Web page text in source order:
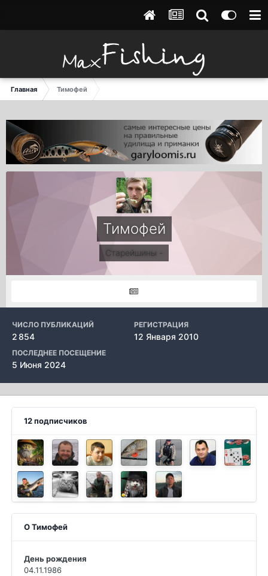
Главная Тимофей
Тимофей
Старейшины -
ЧИСЛО ПУБЛИКАЦИЙ
2 854
РЕГИСТРАЦИЯ
12 Января 2010
ПОСЛЕДНЕЕ ПОСЕЩЕНИЕ
5 Июня 2024
12 подписчиков
О Тимофей
День рождения
04.11.1986